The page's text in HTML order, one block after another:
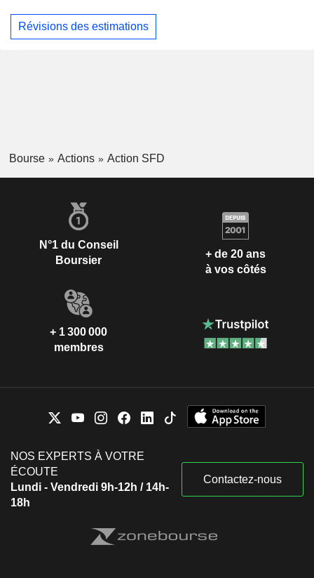
Révisions des estimations
Bourse Actions Action SFD
N°1 du Conseil
Boursier
+ de 20 ans
à vos côtés
+ 1 300 000
membres
NOS EXPERTS À VOTRE
ÉCOUTE
Lundi - Vendredi 9h-12h / 14h-
18h
Contactez-nous